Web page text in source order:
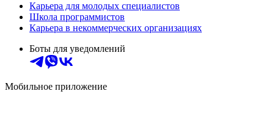
Карьера для молодых специалистов
Школа программистов
Карьера в некоммерческих организациях
Боты для уведомлений
Мобильное приложение